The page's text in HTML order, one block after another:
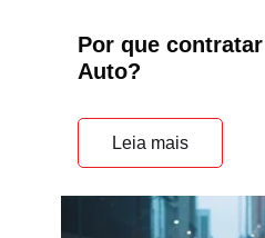
Por que
Auto?
Leia mais